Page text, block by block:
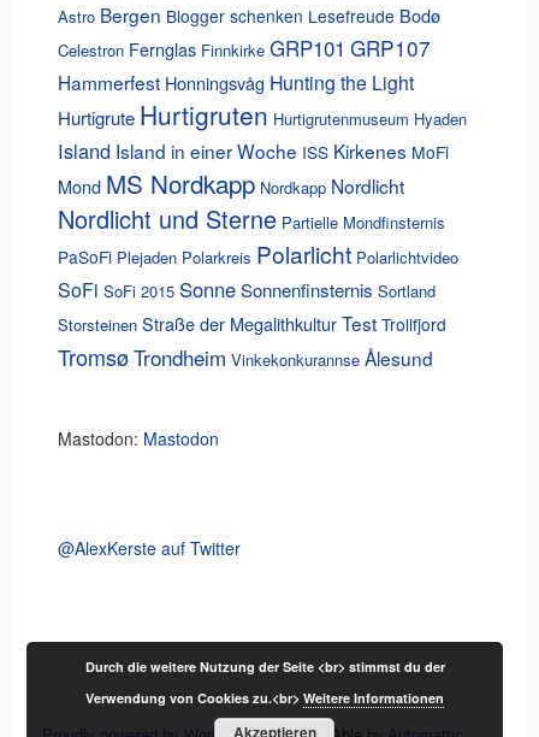
Astro Bergen Blogger schenken Lesefreude Bodø
Celestron Fernglas Finnkirke GRP101 GRP107
Hammerfest Honningsvåg Hunting the Light
Hurtigrute Hurtigruten Hurtigrutenmuseum Hyaden
Island Island in einer Woche ISS Kirkenes MoFi
Mond MS Nordkapp Nordkapp Nordlicht
Nordlicht und Sterne Partielle Mondfinsternis
PaSoFi Plejaden Polarkreis Polarlicht Polarlichtvideo
SoFi SoFi 2015 SonneSonnenfinsternis Sortland
Storsteinen Straße der MegalithkulturTest Trollfjord
TromsøTrondheim Vinkekonkurannse Ålesund
Mastodon: Mastodon
@AlexKerste auf Twitter
Durch die weitere Nutzung der Seite <br> stimmst du der
Verwendung von Cookies zu.<br>Weitere Informationen